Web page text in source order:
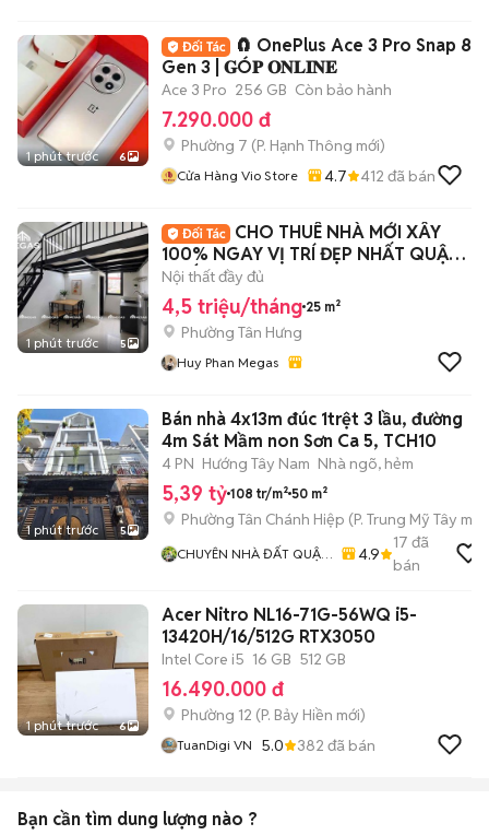
1 phút trước 6
🧲 OnePlus Ace 3 Pro Snap 8
Gen 3 | 𝐆Ó𝐏 𝐎𝐍𝐋𝐈𝐍𝐄
Ace 3 Pro 256 GB Còn bảo hành
7.290.000 đ
Phường 7 (P. Hạnh Thông mới)
Cửa Hàng Vio Store 4.7 412 đã bán
1 phút trước 5
CHO THUÊ NHÀ MỚI XÂY
100% NGAY VỊ TRÍ ĐẸP NHẤT QUẬN
7 KẾ TDTU, LOTTE
Nội thất đầy đủ
4,5 triệu/tháng 25 m²
Phường Tân Hưng
Huy Phan Megas
1 phút trước 5
Bán nhà 4x13m đúc 1trệt 3 lầu, đường
4m Sát Mầm non Sơn Ca 5, TCH10
4 PN Hướng Tây Nam Nhà ngõ, hẻm
5,39 tỷ 108 tr/m² 50 m²
Phường Tân Chánh Hiệp (P. Trung Mỹ Tây mới)
CHUYÊN NHÀ ĐẤT QUẬN
4.9
17 đã
bán
1 phút trước 6
Acer Nitro NL16-71G-56WQ i5-
13420H/16/512G RTX3050
Intel Core i5 16 GB 512 GB
16.490.000 đ
Phường 12 (P. Bảy Hiền mới)
TuanDigi VN 5.0 382 đã bán
Bạn cần tìm dung lượng nào ?